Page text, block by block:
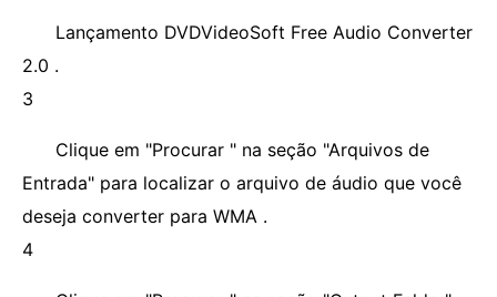
Lançamento DVDVideoSoft Free Audio Converter
2.0 .
3
Clique em "Procurar " na seção "Arquivos de
Entrada" para localizar o arquivo de áudio que você
deseja converter para WMA .
4